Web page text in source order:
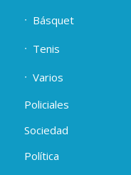
Básquet
Tenis
Varios
Policiales
Sociedad
Política